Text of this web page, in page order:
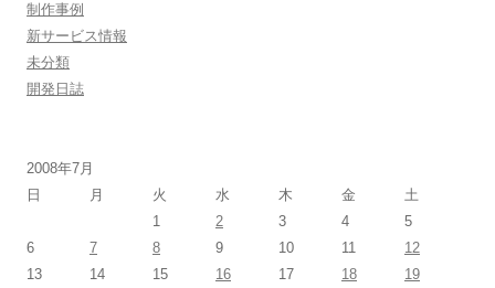
制作事例
新サービス情報
未分類
開発日誌
2008年7月
日
月 火 水 木 金
土
1
2 3 4
5
6
7 8 9 10 11
12
13
14 15 16 17 18
19